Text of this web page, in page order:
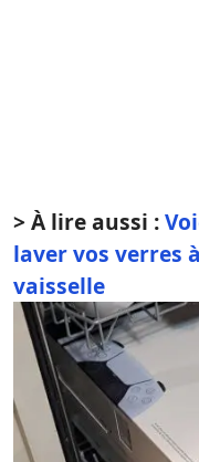
> À lire aussi :
laver vos verres
vaisselle